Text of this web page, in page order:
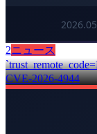
2ニュース
CVE-2026-4944